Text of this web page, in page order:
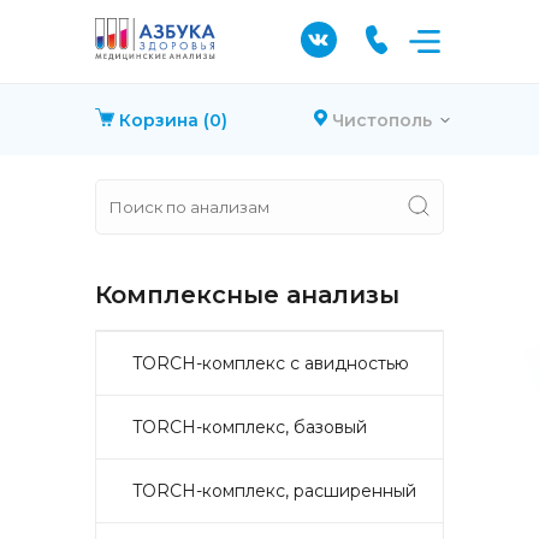
Корзина (0) Чистополь
Комплексные анализы
TORCH-комплекс с авидностью
TORCH-комплекс, базовый
TORCH-комплекс, расширенный